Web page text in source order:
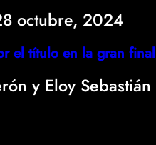
octubre, 2024
el título en la gran
y Eloy